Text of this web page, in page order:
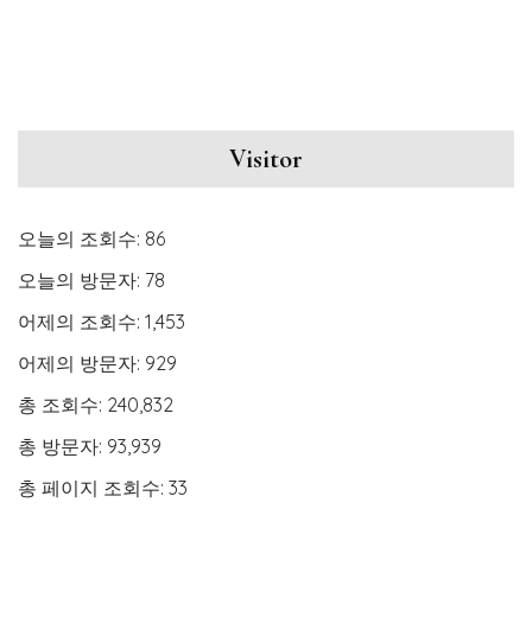
Visitor
오늘의 조회수: 86
오늘의 방문자: 78
어제의 조회수: 1,453
어제의 방문자: 929
총 조회수: 240,832
총 방문자: 93,939
총 페이지 조회수: 33